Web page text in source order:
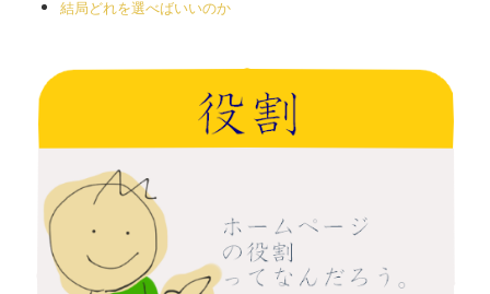
結局どれを選べばいいのか